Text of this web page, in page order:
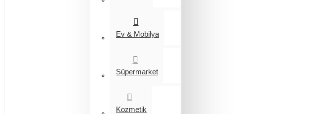
Ev & Mobilya
Süpermarket
Kozmetik